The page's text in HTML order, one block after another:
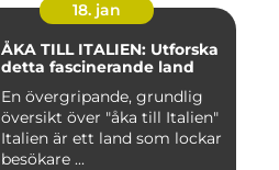
18. jan
ÅKA TILL ITALIEN: Utforska
detta fascinerande land
En övergripande, grundlig
översikt över "åka till Italien"
Italien är ett land som lockar
besökare ...